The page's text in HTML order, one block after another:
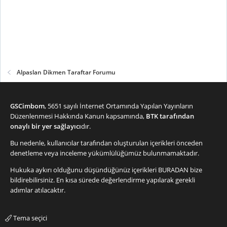
Alpaslan Dikmen Taraftar Forumu
GSCimbom, 5651 sayılı İnternet Ortamında Yapılan Yayınların
Düzenlenmesi Hakkında Kanun kapsamında, BTK tarafından
onaylı bir yer sağlayıcıdır.
Bu nedenle, kullanıcılar tarafından oluşturulan içerikleri önceden
denetleme veya inceleme yükümlülüğümüz bulunmamaktadır.
Hukuka aykırı olduğunu düşündüğünüz içerikleri BURADAN bize
bildirebilirsiniz. En kısa sürede değerlendirme yapılarak gerekli
adımlar atılacaktır.
Tema seçici